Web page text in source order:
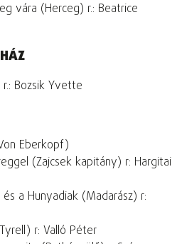
vára (Herceg) r.: Beatrice
Bozsik Yvette
Eberkopf)
(Zajcsek kapitány) r: Hargitai
a Hunyadiak (Madarász) r:
r: Valló Péter